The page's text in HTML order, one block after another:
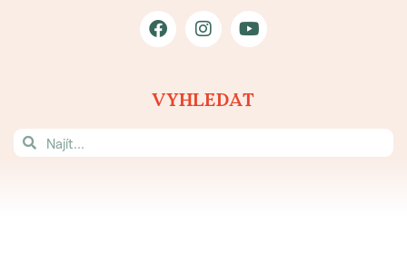
VYHLEDAT